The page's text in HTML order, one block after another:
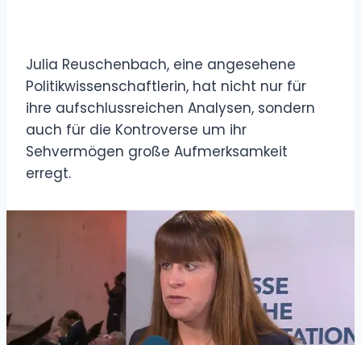
Julia Reuschenbach, eine angesehene
Politikwissenschaftlerin, hat nicht nur für
ihre aufschlussreichen Analysen, sondern
auch für die Kontroverse um ihr
Sehvermögen große Aufmerksamkeit
erregt.